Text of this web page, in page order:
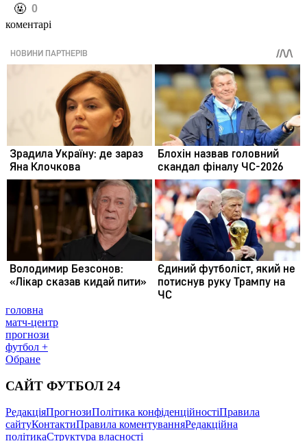
️🤬 0
коментарі
головна
матч-центр
прогнози
футбол +
Обране
САЙТ ФУТБОЛ 24
РедакціяПрогнозиПолітика конфіденційностіПравила
сайтуКонтактиПравила коментуванняРедакційна
політикаСтруктура власності